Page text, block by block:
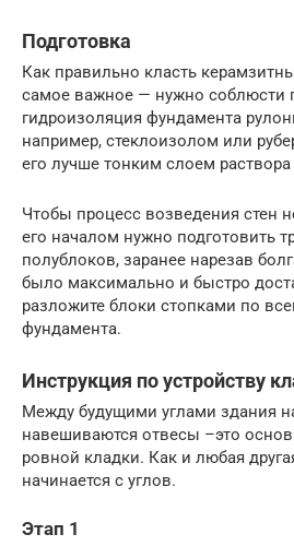
Подготовка
Как правильно класть
самое важное — нужно соблюсти
гидроизоляция фундамента
например, стеклоизолом или
его лучше тонким слоем раствора
Чтобы процесс возведения стен
его началом нужно подготовить
полублоков, заранее нарезав
было максимально и быстро
разложите блоки стопками по
фундамента.
Инструкция по устройству
Между будущими углами здания
навешиваются отвесы –это
ровной кладки. Как и любая
начинается с углов.
Этап 1